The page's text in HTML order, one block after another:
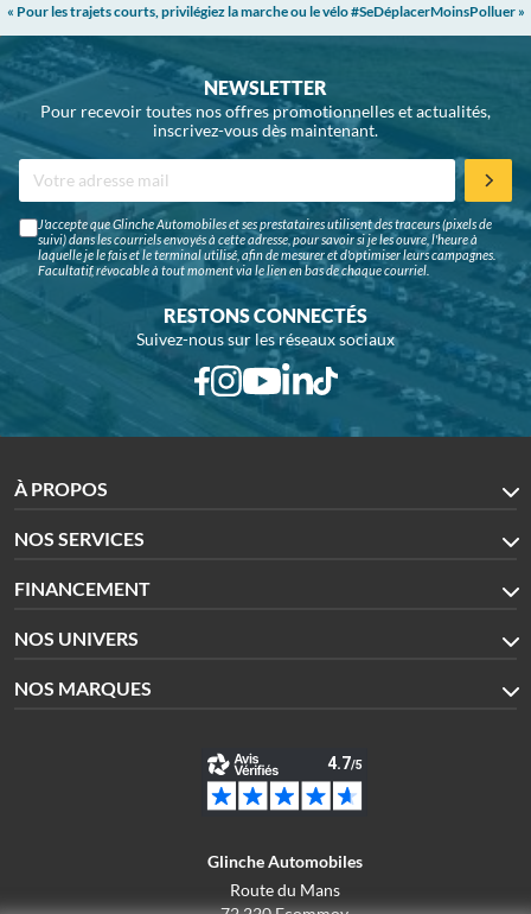
« Pour les trajets courts, privilégiez la marche ou le vélo #SeDéplacerMoinsPolluer »
NEWSLETTER
Pour recevoir toutes nos offres promotionnelles et actualités,
inscrivez-vous dès maintenant.
J'accepte que Glinche Automobiles et ses prestataires utilisent des traceurs (pixels de
suivi) dans les courriels envoyés à cette adresse, pour savoir si je les ouvre, l'heure à
laquelle je le fais et le terminal utilisé, afin de mesurer et d'optimiser leurs campagnes.
Facultatif, révocable à tout moment via le lien en bas de chaque courriel.
RESTONS CONNECTÉS
Suivez-nous sur les réseaux sociaux
À PROPOS
NOS SERVICES
FINANCEMENT
NOS UNIVERS
NOS MARQUES
Glinche Automobiles
Route du Mans